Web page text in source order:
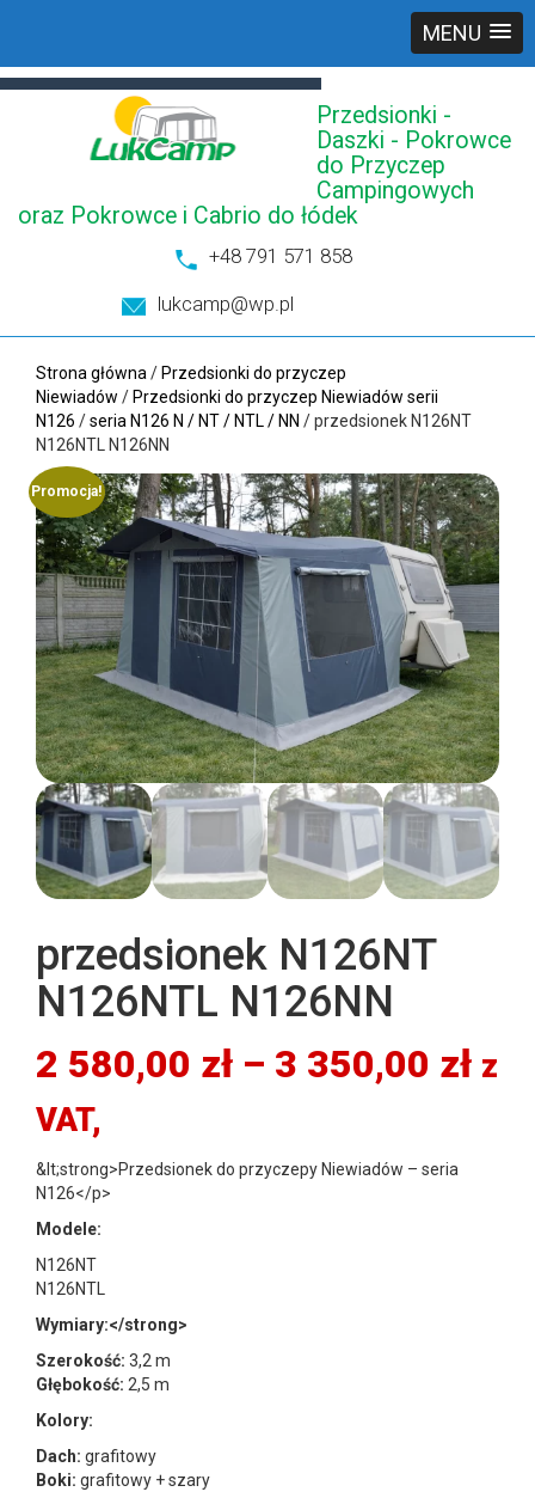
MENU
Przedsionki -
Daszki - Pokrowce
do Przyczep
Campingowych
oraz Pokrowce i Cabrio do łódek
+48 791 571 858
lukcamp@wp.pl
Strona główna / Przedsionki do przyczep
Niewiadów / Przedsionki do przyczep Niewiadów serii
N126 /seria N126 N / NT / NTL / NN / przedsionek N126NT
N126NTL N126NN
Promocja!
przedsionek N126NT
N126NTL N126NN
2 580,00 zł – 3 350,00 zł z
VAT,
&lt;strong>Przedsionek do przyczepy Niewiadów – seria
N126</p>
Modele:
N126NT
N126NTL
Wymiary:</strong>
Szerokość: 3,2 m
Głębokość: 2,5 m
Kolory:
Dach: grafitowy
Boki: grafitowy + szary